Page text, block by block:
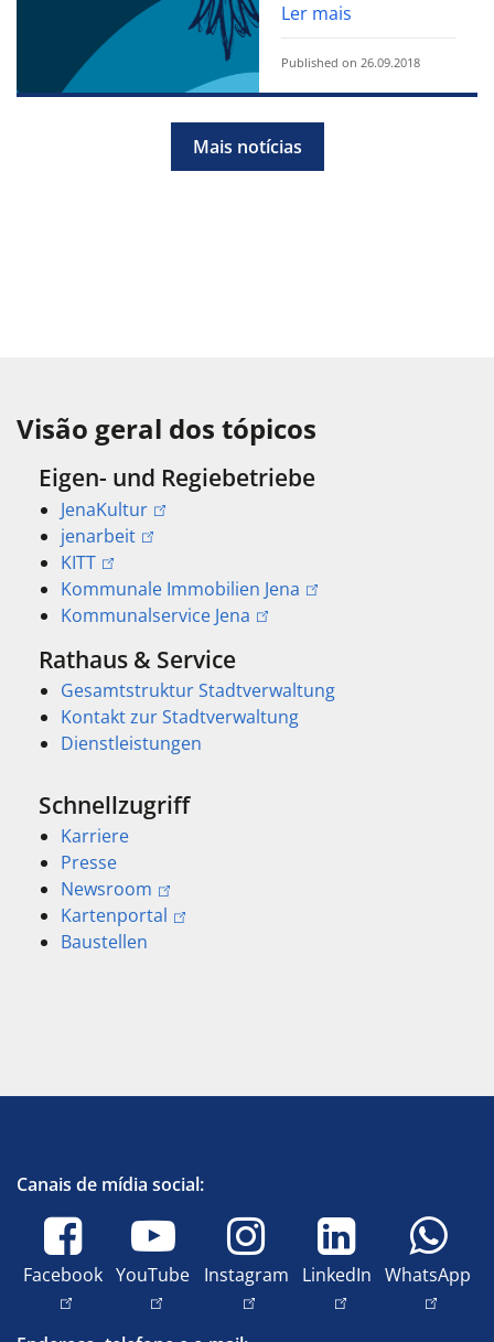
Ler mais
Published on 26.09.2018
Mais notícias
Visão geral dos tópicos
Eigen- und Regiebetriebe
JenaKultur
jenarbeit
KITT
Kommunale Immobilien Jena
Kommunalservice Jena
Rathaus & Service
Gesamtstruktur Stadtverwaltung
Kontakt zur Stadtverwaltung
Dienstleistungen
Schnellzugriff
Karriere
Presse
Newsroom
Kartenportal
Baustellen
Canais de mídia social:
Facebook YouTube Instagram LinkedIn WhatsApp